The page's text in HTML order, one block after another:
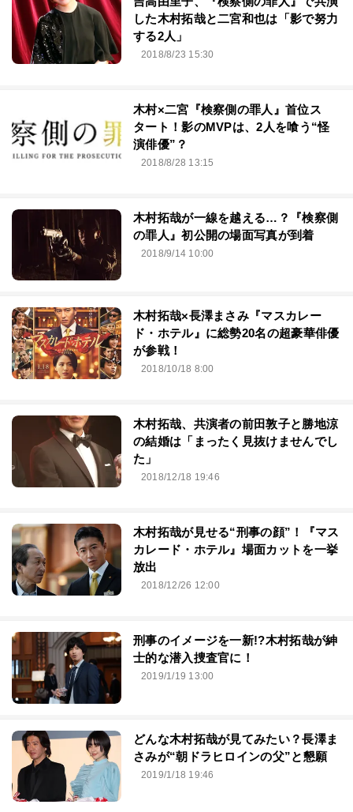
した木村拓哉と二宮和也は「影で努力
する2人」
2018/8/23 15:30
木村×二宮『検察側の罪人』首位ス
タート！影のMVPは、2人を喰う“怪
演俳優”？
2018/8/28 13:15
木村拓哉が一線を越える…？『検察側
の罪人』初公開の場面写真が到着
2018/9/14 10:00
木村拓哉×長澤まさみ『マスカレー
ド・ホテル』に総勢20名の超豪華俳優
が参戦！
2018/10/18 8:00
木村拓哉、共演者の前田敦子と勝地涼
の結婚は「まったく見抜けませんでし
た」
2018/12/18 19:46
木村拓哉が見せる“刑事の顔”！『マス
カレード・ホテル』場面カットを一挙
放出
2018/12/26 12:00
刑事のイメージを一新!?木村拓哉が紳
士的な潜入捜査官に！
2019/1/19 13:00
どんな木村拓哉が見てみたい？長澤ま
さみが“朝ドラヒロインの父”と懇願
2019/1/18 19:46